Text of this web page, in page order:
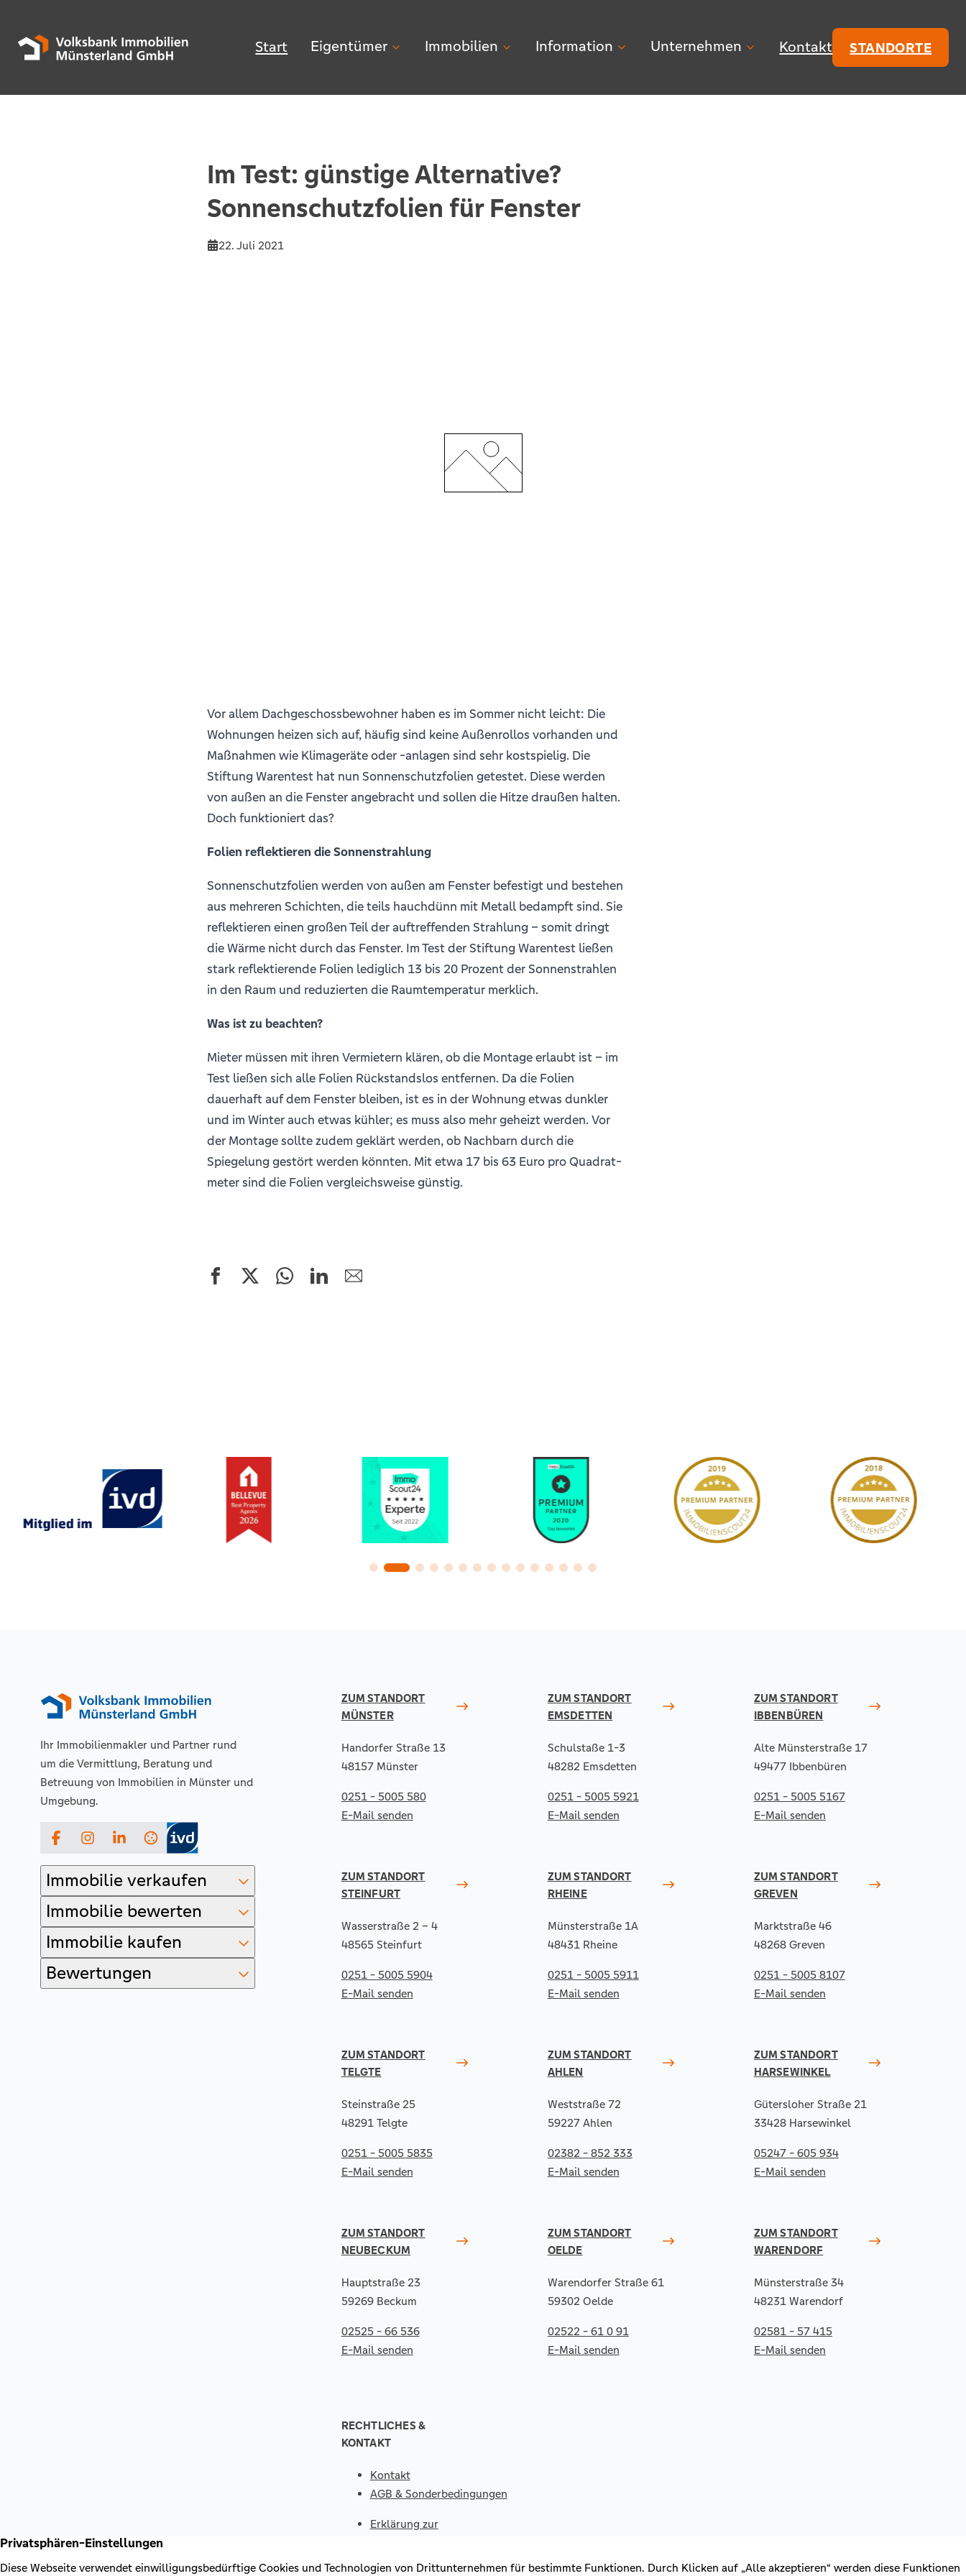
Start Eigentümer Immobilien Information Unternehmen Kontakt STANDORTE
Im Test: günstige Alternative?
Sonnenschutzfolien für Fenster
22. Juli 2021
Vor allem Dachgeschossbewohner haben es im Sommer nicht leicht: Die
Wohnungen heizen sich auf, häufig sind keine Außenrollos vorhanden und
Maßnahmen wie Klimageräte oder -anlagen sind sehr kostspielig. Die
Stiftung Warentest hat nun Sonnenschutzfolien getestet. Diese werden
von außen an die Fenster angebracht und sollen die Hitze draußen halten.
Doch funktioniert das?
Folien reflektieren die Sonnenstrahlung
Sonnen­schutz­folien werden von außen am Fenster befestigt und bestehen
aus mehreren Schichten, die teils hauchdünn mit Metall bedampft sind. Sie
reflektieren einen großen Teil der auftreffenden Strahlung – somit dringt
die Wärme nicht durch das Fenster. Im Test der Stiftung Warentest ließen
stark reflektierende Folien lediglich 13 bis 20 Prozent der Sonnen­strahlen
in den Raum und reduzierten die Raumtemperatur merklich.
Was ist zu beachten?
Mieter müssen mit ihren Vermietern klären, ob die Montage erlaubt ist – im
Test ließen sich alle Folien Rückstandslos entfernen. Da die Folien
dauerhaft auf dem Fenster bleiben, ist es in der Wohnung etwas dunkler
und im Winter auch etwas kühler; es muss also mehr geheizt werden. Vor
der Montage sollte zudem geklärt werden, ob Nachbarn durch die
Spiegelung gestört werden könnten. Mit etwa 17 bis 63 Euro pro Quadrat­
meter sind die Folien vergleichsweise günstig.
Ihr Immobilienmakler und Partner rund
um die Vermittlung, Beratung und
Betreuung von Immobilien in Münster und
Umgebung.
FacebookInstagramLinkedIn
Immobilie verkaufen
Immobilie bewerten
Immobilie kaufen
Bewertungen
ZUM STANDORT
MÜNSTER
Handorfer Straße 13
48157 Münster
0251 - 5005 580
E-Mail senden
ZUM STANDORT
EMSDETTEN
Schulstaße 1-3
48282 Emsdetten
0251 - 5005 5921
E-Mail senden
ZUM STANDORT
IBBENBÜREN
Alte Münsterstraße 17
49477 Ibbenbüren
0251 - 5005 5167
E-Mail senden
ZUM STANDORT
STEINFURT
Wasserstraße 2 – 4
48565 Steinfurt
0251 - 5005 5904
E-Mail senden
ZUM STANDORT
RHEINE
Münsterstraße 1A
48431 Rheine
0251 - 5005 5911
E-Mail senden
ZUM STANDORT
GREVEN
Marktstraße 46
48268 Greven
0251 - 5005 8107
E-Mail senden
ZUM STANDORT
TELGTE
Steinstraße 25
48291 Telgte
0251 - 5005 5835
E-Mail senden
ZUM STANDORT
AHLEN
Weststraße 72
59227 Ahlen
02382 - 852 333
E-Mail senden
ZUM STANDORT
HARSEWINKEL
Gütersloher Straße 21
33428 Harsewinkel
05247 - 605 934
E-Mail senden
ZUM STANDORT
NEUBECKUM
Hauptstraße 23
59269 Beckum
02525 - 66 536
E-Mail senden
ZUM STANDORT
OELDE
Warendorfer Straße 61
59302 Oelde
02522 - 61 0 91
E-Mail senden
ZUM STANDORT
WARENDORF
Münsterstraße 34
48231 Warendorf
02581 - 57 415
E-Mail senden
RECHTLICHES &
KONTAKT
Kontakt
AGB & Sonderbedingungen
Erklärung zur
Impressum